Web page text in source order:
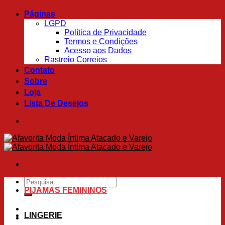
Skip
Páginas
LGPD
Política de Privacidade
Termos e Condições
Acesso aos Dados
Rastreio Correios
Contato
Sobre
Loja
Lista De Desejos
Pesquisar
por:
PIJAMAS FEMININOS
LINGERIE